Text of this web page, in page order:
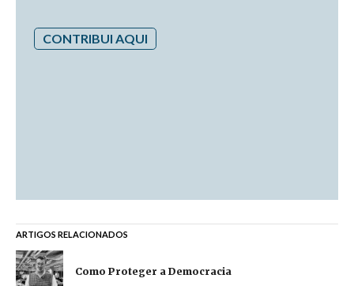
CONTRIBUI AQUI
ARTIGOS RELACIONADOS
Como Proteger a Democracia